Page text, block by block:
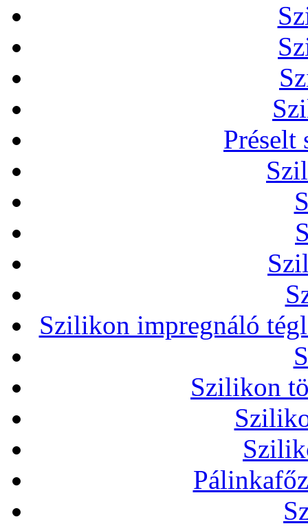
Préselt
Szilikon impregnáló
Szilikon